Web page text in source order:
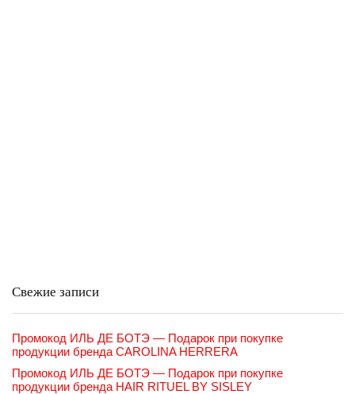
Свежие записи
Промокод ИЛЬ ДЕ БОТЭ — Подарок при покупке
продукции бренда CAROLINA HERRERA
Промокод ИЛЬ ДЕ БОТЭ — Подарок при покупке
продукции бренда HAIR RITUEL BY SISLEY